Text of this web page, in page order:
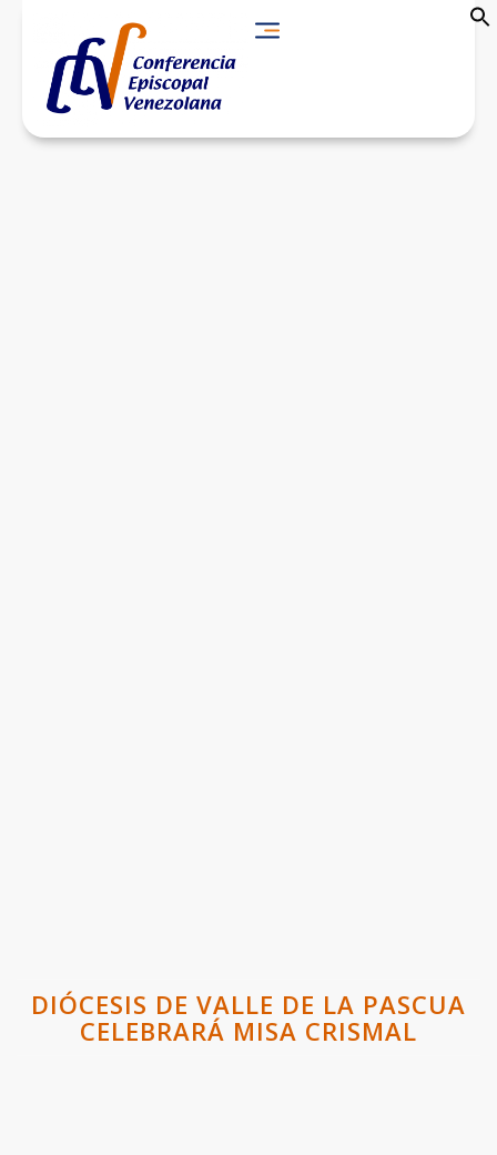
DIÓCESIS DE VALLE DE LA PASCUA
CELEBRARÁ MISA CRISMAL